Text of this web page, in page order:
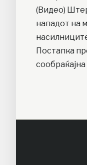
(Видео)
нападот на
Постапка